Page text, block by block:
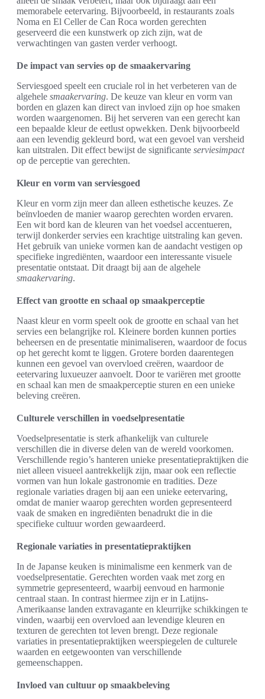
memorabele eetervaring. Bijvoorbeeld, in restaurants zoals
Noma en El Celler de Can Roca worden gerechten
geserveerd die een kunstwerk op zich zijn, wat de
verwachtingen van gasten verder verhoogt.
De impact van servies op de smaakervaring
Serviesgoed speelt een cruciale rol in het verbeteren van de
algehele smaakervaring. De keuze van kleur en vorm van
borden en glazen kan direct van invloed zijn op hoe smaken
worden waargenomen. Bij het serveren van een gerecht kan
een bepaalde kleur de eetlust opwekken. Denk bijvoorbeeld
aan een levendig gekleurd bord, wat een gevoel van versheid
kan uitstralen. Dit effect bewijst de significante serviesimpact
op de perceptie van gerechten.
Kleur en vorm van serviesgoed
Kleur en vorm zijn meer dan alleen esthetische keuzes. Ze
beïnvloeden de manier waarop gerechten worden ervaren.
Een wit bord kan de kleuren van het voedsel accentueren,
terwijl donkerder servies een krachtige uitstraling kan geven.
Het gebruik van unieke vormen kan de aandacht vestigen op
specifieke ingrediënten, waardoor een interessante visuele
presentatie ontstaat. Dit draagt bij aan de algehele
smaakervaring.
Effect van grootte en schaal op smaakperceptie
Naast kleur en vorm speelt ook de grootte en schaal van het
servies een belangrijke rol. Kleinere borden kunnen porties
beheersen en de presentatie minimaliseren, waardoor de focus
op het gerecht komt te liggen. Grotere borden daarentegen
kunnen een gevoel van overvloed creëren, waardoor de
eetervaring luxueuzer aanvoelt. Door te variëren met grootte
en schaal kan men de smaakperceptie sturen en een unieke
beleving creëren.
Culturele verschillen in voedselpresentatie
Voedselpresentatie is sterk afhankelijk van culturele
verschillen die in diverse delen van de wereld voorkomen.
Verschillende regio’s hanteren unieke presentatiepraktijken die
niet alleen visueel aantrekkelijk zijn, maar ook een reflectie
vormen van hun lokale gastronomie en tradities. Deze
regionale variaties dragen bij aan een unieke eetervaring,
omdat de manier waarop gerechten worden gepresenteerd
vaak de smaken en ingrediënten benadrukt die in die
specifieke cultuur worden gewaardeerd.
Regionale variaties in presentatiepraktijken
In de Japanse keuken is minimalisme een kenmerk van de
voedselpresentatie. Gerechten worden vaak met zorg en
symmetrie gepresenteerd, waarbij eenvoud en harmonie
centraal staan. In contrast hiermee zijn er in Latijns-
Amerikaanse landen extravagante en kleurrijke schikkingen te
vinden, waarbij een overvloed aan levendige kleuren en
texturen de gerechten tot leven brengt. Deze regionale
variaties in presentatiepraktijken weerspiegelen de culturele
waarden en eetgewoonten van verschillende
gemeenschappen.
Invloed van cultuur op smaakbeleving